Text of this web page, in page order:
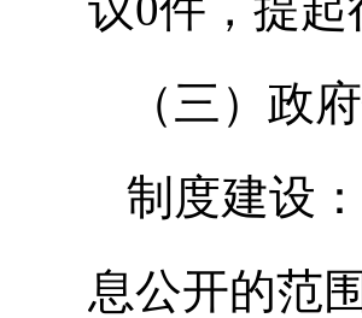
（三）政
制度建设
息公开的范